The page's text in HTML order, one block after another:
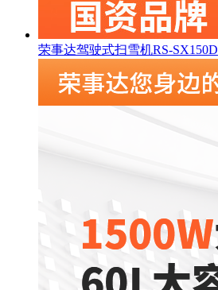
荣事达驾驶式扫雪机RS-SX150D